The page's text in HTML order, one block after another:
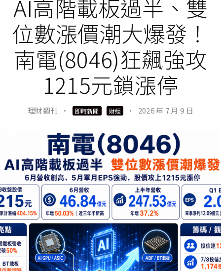
AI高階載板過半、雙
位數漲價潮大爆發！
南電(8046)狂飆強攻
1215元鎖漲停
理財週刊 · 即時新聞 財經 · 2026 年 7 月 9 日